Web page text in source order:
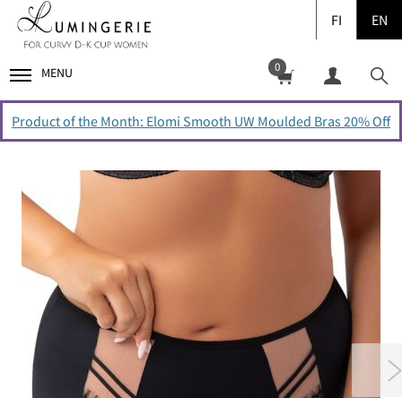
FI EN
MENU 0
Product of the Month: Elomi Smooth UW Moulded Bras 20% Off